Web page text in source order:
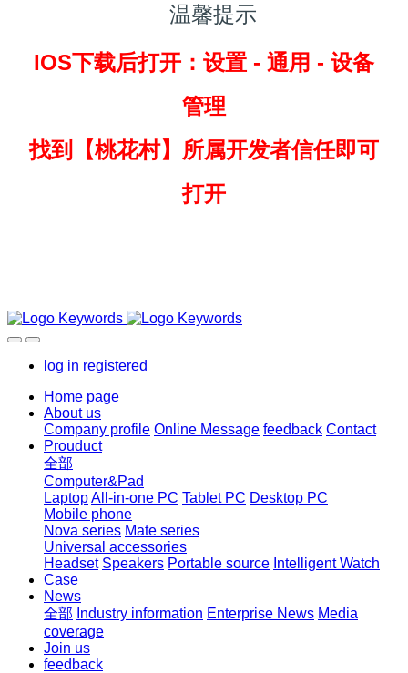
温馨提示
IOS下载后打开：设置 - 通用 - 设备
管理
找到
【桃花村】所属开发者信任即可
打开
log in registered
Home page
About us
Company profile Online Message feedback Contact
Prouduct
全部
Computer&Pad
LaptopAll-in-one PC Tablet PC Desktop PC
Mobile phone
Nova series Mate series
Universal accessories
Headset Speakers Portable source Intelligent Watch
Case
News
全部 Industry information Enterprise News Media
coverage
Join us
feedback